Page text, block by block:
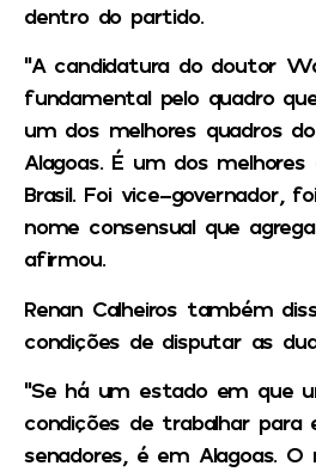
dentro do partido.
“A candidatura do doutor
fundamental pelo quadro
um dos melhores quadros
Alagoas. É um dos melhores
Brasil. Foi vice-governador,
nome consensual que
afirmou.
Renan Calheiros também
condições de disputar as
“Se há um estado em que
condições de trabalhar para
senadores, é em Alagoas.